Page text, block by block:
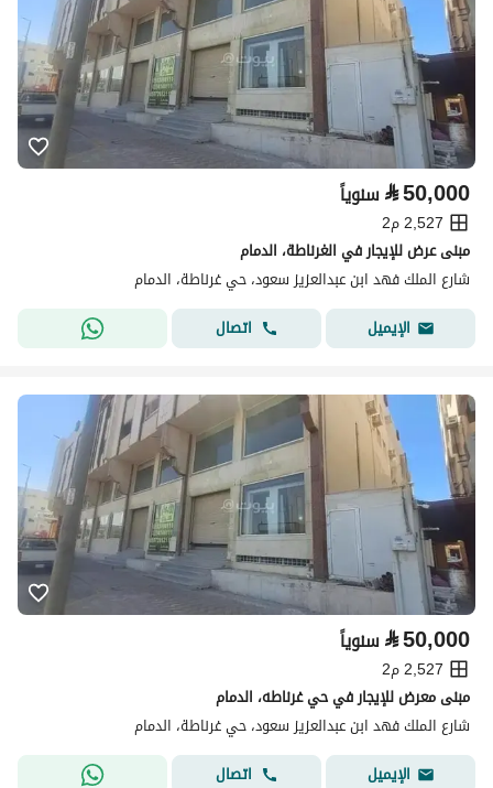
⃁50,000 سنوياً
2,527 م2
مبنى عرض للإيجار في الغرناطة، الدمام
شارع الملك فهد ابن عبدالعزيز سعود، حي غرناطة، الدمام
الإيميل
اتصال
⃁50,000 سنوياً
2,527 م2
مبنى معرض للإيجار في حي غرناطه، الدمام
شارع الملك فهد ابن عبدالعزيز سعود، حي غرناطة، الدمام
الإيميل
اتصال